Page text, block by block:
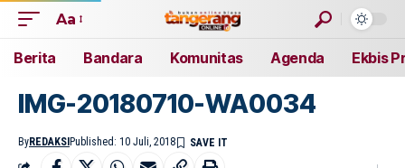
Aa
Berita Bandara Komunitas Agenda Ekbis
IMG-20180710-WA0034
ByREDAKSI Published: 10 Juli, 2018